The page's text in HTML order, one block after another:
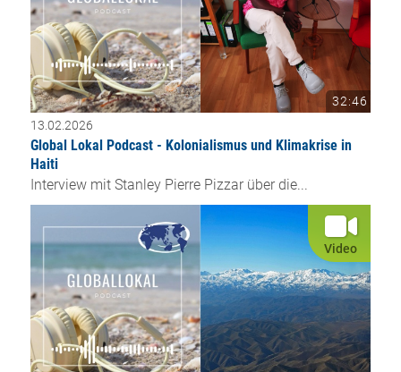
32:46
13.02.2026
Global Lokal Podcast - Kolonialismus und Klimakrise in
Haiti
Interview mit Stanley Pierre Pizzar über die...
Video